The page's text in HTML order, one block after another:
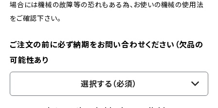
場合には機械の故障等の恐れもある為、お使いの機械の使用法
をご確認下さい。
ご注文の前に必ず納期をお問い合わせください（欠品の
可能性あり
選択する（必須）